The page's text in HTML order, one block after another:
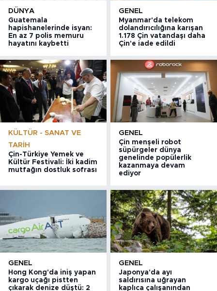
DÜNYA
Guatemala
hapishanelerinde isyan:
En az 7 polis memuru
hayatını kaybetti
GENEL
Myanmar'da telekom
dolandırıcılığına karışan
1.178 Çin vatandaşı daha
Çin'e iade edildi
KÜLTÜR - SANAT VE
TARIH
Çin-Türkiye Yemek ve
Kültür Festivali: İki kadim
mutfağın dostluk sofrası
GENEL
Çin menşeli robot
süpürgeler dünya
genelinde popülerlik
kazanmaya devam
ediyor
GENEL
Hong Kong'da iniş yapan
kargo uçağı pistten
çıkarak denize düştü: 2
GENEL
Japonya'da ayı
saldırısına uğrayan
kaplıca çalışanından